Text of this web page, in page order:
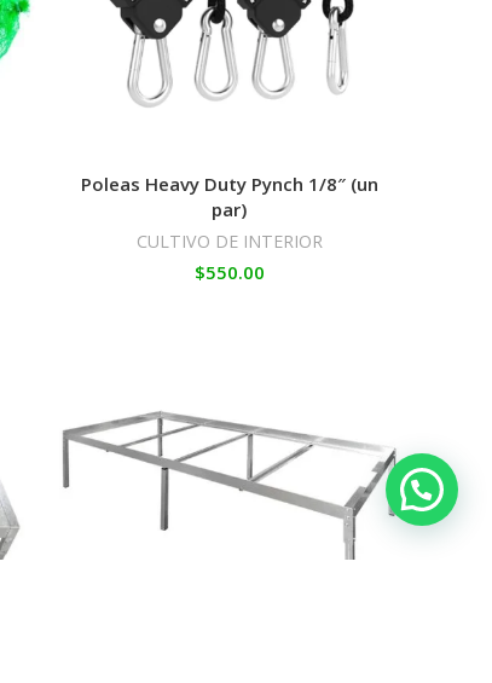
Poleas Heavy Duty Pynch 1/8″ (un
par)
CULTIVO DE INTERIOR
$550.00